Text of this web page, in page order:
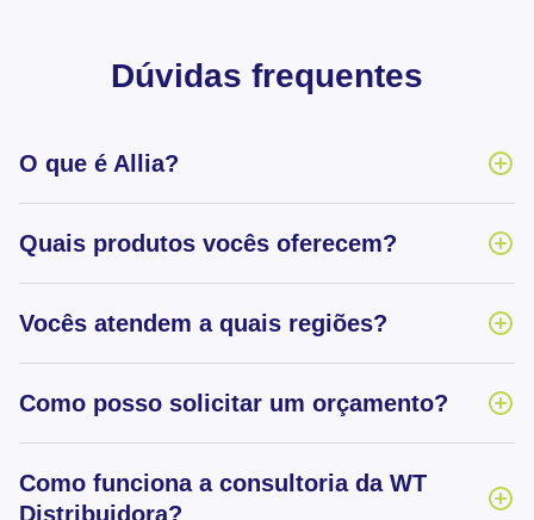
Dúvidas frequentes
O que é Allia?
Quais produtos vocês oferecem?
Vocês atendem a quais regiões?
Como posso solicitar um orçamento?
Como funciona a consultoria da WT
Distribuidora?